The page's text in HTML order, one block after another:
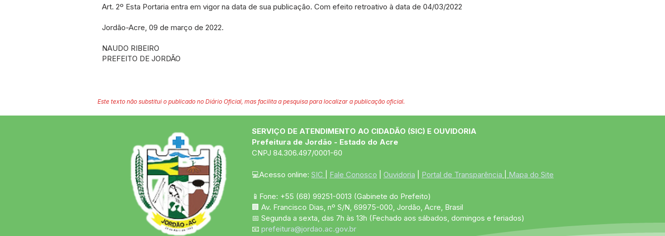
Art. 2º Esta Portaria entra em vigor na data de sua publicação. Com efeito retroativo à data de 04/03/2022
Jordão-Acre, 09 de março de 2022.
NAUDO RIBEIRO
PREFEITO DE JORDÃO
Este texto não substitui o publicado no Diário Oficial, mas facilita a pesquisa para localizar a publicação oficial.
SERVIÇO DE ATENDIMENTO AO CIDADÃO (SIC) E OUVIDORIA
Prefeitura de Jordão - Estado do Acre
CNPJ 84.306.497/0001-60
💻Acesso online: SIC Fale Conosco Ouvidoria Portal de Transparência Mapa do Site
📱Fone: +55 (68) 99251-0013 (Gabinete do Prefeito)
🏢 Av. Francisco Dias, nº S/N, 69975-000, Jordão, Acre, Brasil
📅 Segunda a sexta, das 7h às 13h (Fechado aos sábados, domingos e feriados)
📧 prefeitura@jordao.ac.gov.br